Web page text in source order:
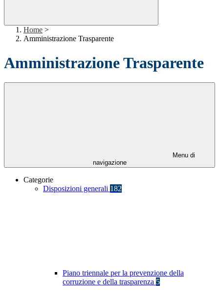
Home >
Amministrazione Trasparente
Amministrazione Trasparente
Menu di
navigazione
Categorie
Disposizioni generali 182
Piano triennale per la prevenzione della
corruzione e della trasparenza 5